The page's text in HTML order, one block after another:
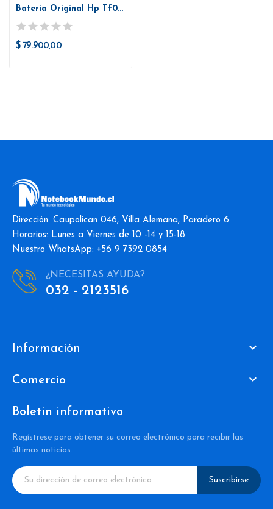
Bateria Original Hp Tf03xl 14-bp 15-cc Cd Ck...
$ 79.900,00
Dirección: Caupolican 046, Villa Alemana, Paradero 6
Horarios: Lunes a Viernes de 10 -14 y 15-18.
Nuestro WhatsApp: +56 9 7392 0854
¿NECESITAS AYUDA?
032 - 2123516
Información 
Comercio 
Boletin informativo
Regístrese para obtener su correo electrónico para recibir las
últimas noticias.
Suscribirse